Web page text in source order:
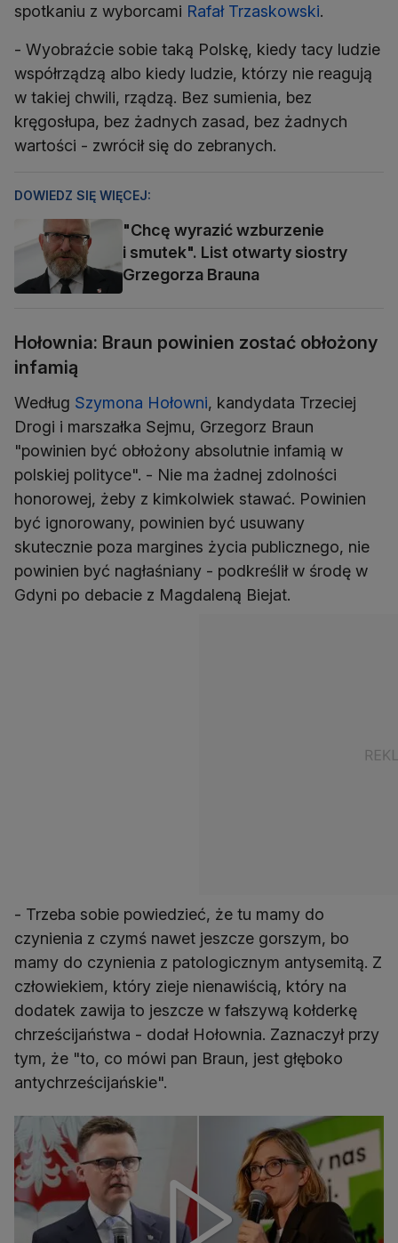
spotkaniu z wyborcami Rafał Trzaskowski.
- Wyobraźcie sobie taką Polskę, kiedy tacy ludzie
współrządzą albo kiedy ludzie, którzy nie reagują
w takiej chwili, rządzą. Bez sumienia, bez
kręgosłupa, bez żadnych zasad, bez żadnych
wartości - zwrócił się do zebranych.
DOWIEDZ SIĘ WIĘCEJ:
"Chcę wyrazić wzburzenie
i smutek". List otwarty siostry
Grzegorza Brauna
Hołownia: Braun powinien zostać obłożony
infamią
Według Szymona Hołowni, kandydata Trzeciej
Drogi i marszałka Sejmu, Grzegorz Braun
"powinien być obłożony absolutnie infamią w
polskiej polityce". - Nie ma żadnej zdolności
honorowej, żeby z kimkolwiek stawać. Powinien
być ignorowany, powinien być usuwany
skutecznie poza margines życia publicznego, nie
powinien być nagłaśniany - podkreślił w środę w
Gdyni po debacie z Magdaleną Biejat.
- Trzeba sobie powiedzieć, że tu mamy do
czynienia z czymś nawet jeszcze gorszym, bo
mamy do czynienia z patologicznym antysemitą. Z
człowiekiem, który zieje nienawiścią, który na
dodatek zawija to jeszcze w fałszywą kołderkę
chrześcijaństwa - dodał Hołownia. Zaznaczył przy
tym, że "to, co mówi pan Braun, jest głęboko
antychrześcijańskie".